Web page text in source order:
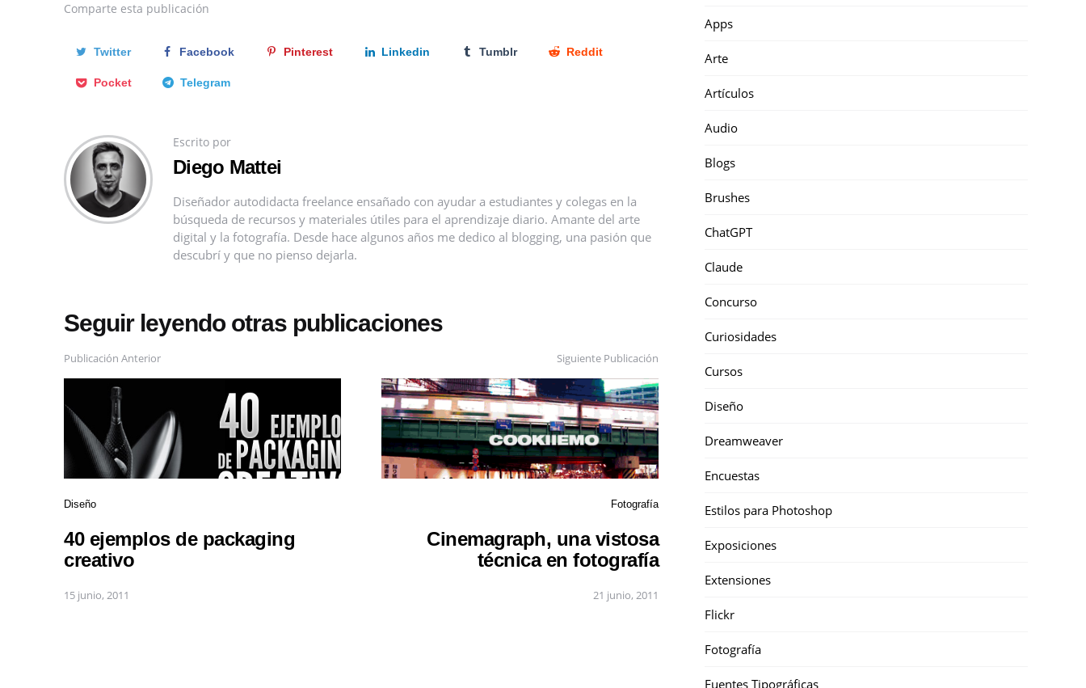
Comparte esta publicación
Twitter Facebook Pinterest Linkedin Tumblr Reddit
Pocket Telegram
Escrito por
Diego Mattei
Diseñador autodidacta freelance ensañado con ayudar a estudiantes y colegas en la
búsqueda de recursos y materiales útiles para el aprendizaje diario. Amante del arte
digital y la fotografía. Desde hace algunos años me dedico al blogging, una pasión que
descubrí y que no pienso dejarla.
Seguir leyendo otras publicaciones
Publicación Anterior
Diseño
40 ejemplos de packaging
creativo
15 junio, 2011
Siguiente Publicación
Fotografía
Cinemagraph, una vistosa
técnica en fotografía
21 junio, 2011
Apps
Arte
Artículos
Audio
Blogs
Brushes
ChatGPT
Claude
Concurso
Curiosidades
Cursos
Diseño
Dreamweaver
Encuestas
Estilos para Photoshop
Exposiciones
Extensiones
Flickr
Fotografía
Fuentes Tipográficas